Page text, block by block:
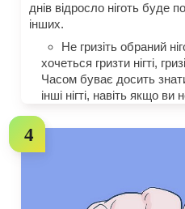
днів відросло ніготь буде
інших.
Не гризіть обраний
хочеться гризти нігті,
Часом буває досить
інші нігті, навіть якщо